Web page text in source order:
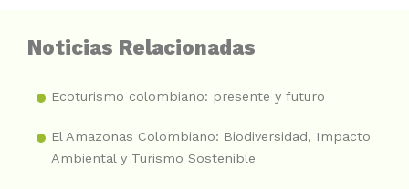
Noticias Relacionadas
Ecoturismo colombiano: presente y futuro
El Amazonas Colombiano: Biodiversidad, Impacto
Ambiental y Turismo Sostenible